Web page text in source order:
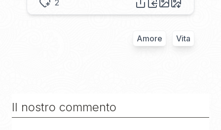
2
Amore Vita
Il nostro commento